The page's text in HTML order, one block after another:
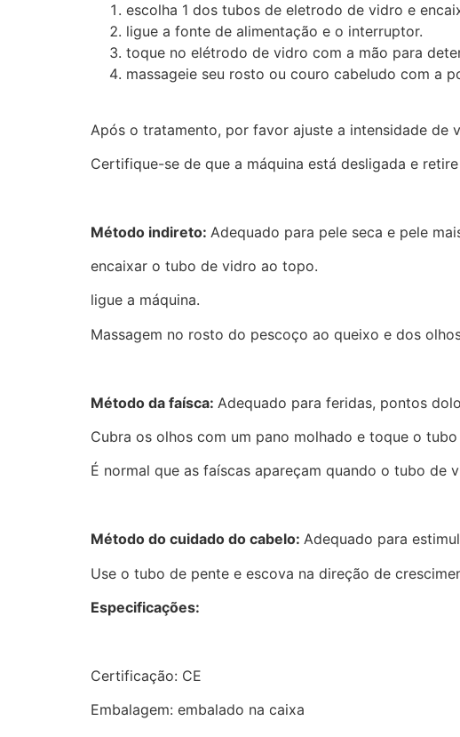
escolha 1 dos tubos de eletrodo de vidro e
ligue a fonte de alimentação e o interruptor.
toque no elétrodo de vidro com a mão para
massageie seu rosto ou couro cabeludo com a
Após o tratamento, por favor ajuste a intensidade de
Certifique-se de que a máquina está desligada e
Método indireto: Adequado para pele seca e pele
encaixar o tubo de vidro ao topo.
ligue a máquina.
Massagem no rosto do pescoço ao queixo e dos
Método da faísca: Adequado para feridas, pontos
Cubra os olhos com um pano molhado e toque o
É normal que as faíscas apareçam quando o tubo de
Método do cuidado do cabelo: Adequado para
Use o tubo de pente e escova na direção de
Especificações:
Certificação: CE
Embalagem: embalado na caixa